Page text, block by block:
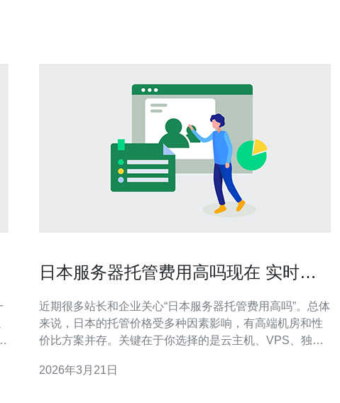
日本服务器托管费用高吗现在 实时查
近期很多站长和企业关心“日本服务器托管费用高吗”。总体
来说，日本的托管价格受多种因素影响，有高端机房和性
价比方案并存。关键在于你选择的是云主机、VPS、独服
IP等增值服务。 影响费用的主要因素包括：机房等级与电
2026年3月21日